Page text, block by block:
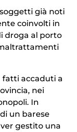
già noti
coinvolti in
droga al porto
fatti accaduti a
nei
In
un barese
gestito una